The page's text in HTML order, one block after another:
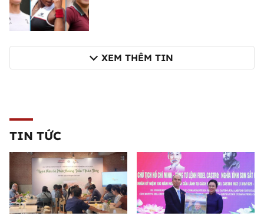
XEM THÊM TIN
TIN TỨC